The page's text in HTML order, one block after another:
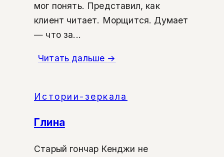
мог понять. Представил, как
клиент читает. Морщится. Думает
— что за...
Читать дальше →
Истории-зеркала
Глина
Старый гончар Кенджи не